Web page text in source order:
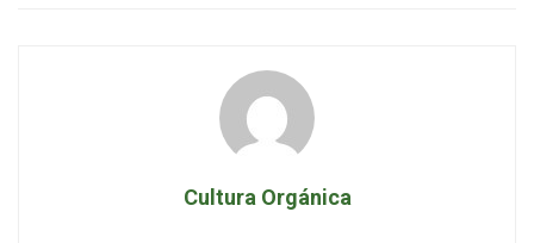
Cultura Orgánica